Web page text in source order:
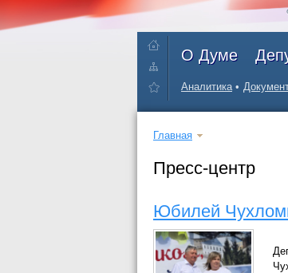
О Думе
Аналитика
Главная
Пресс-центр
Юбилей